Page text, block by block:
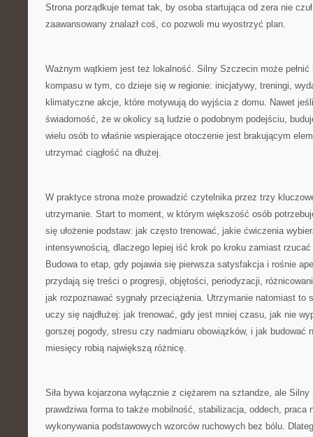
Strona porządkuje temat tak, by osoba startująca od zera nie
zaawansowany znalazł coś, co pozwoli mu wyostrzyć plan.
Ważnym wątkiem jest też lokalność. Silny Szczecin może pełnić
kompasu w tym, co dzieje się w regionie: inicjatywy, treningi,
klimatyczne akcje, które motywują do wyjścia z domu. Nawet
świadomość, że w okolicy są ludzie o podobnym podejściu,
wielu osób to właśnie wspierające otoczenie jest brakującym
utrzymać ciągłość na dłużej.
W praktyce strona może prowadzić czytelnika przez trzy
utrzymanie. Start to moment, w którym większość osób
się ułożenie podstaw: jak często trenować, jakie ćwiczenia
intensywnością, dlaczego lepiej iść krok po kroku zamiast rzucać
Budowa to etap, gdy pojawia się pierwsza satysfakcja i rośnie
przydają się treści o progresji, objętości, periodyzacji,
jak rozpoznawać sygnały przeciążenia. Utrzymanie natomiast to
uczy się najdłużej: jak trenować, gdy jest mniej czasu, jak nie
gorszej pogody, stresu czy nadmiaru obowiązków, i jak budować
miesięcy robią największą różnicę.
Siła bywa kojarzona wyłącznie z ciężarem na sztandze, ale
prawdziwa forma to także mobilność, stabilizacja, oddech, praca
wykonywania podstawowych wzorców ruchowych bez bólu.